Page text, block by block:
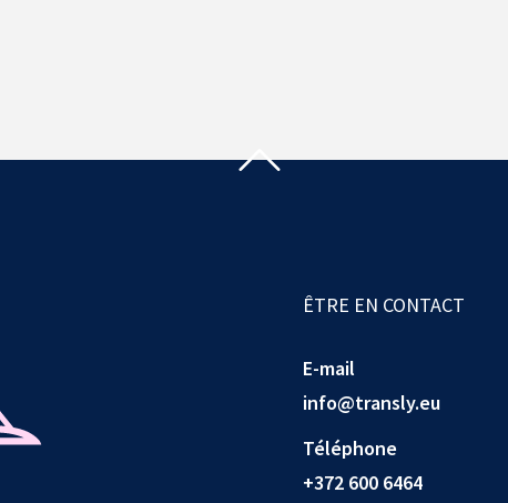
ÊTRE EN CONTACT
E-mail
info@transly.eu
Téléphone
+372 600 6464